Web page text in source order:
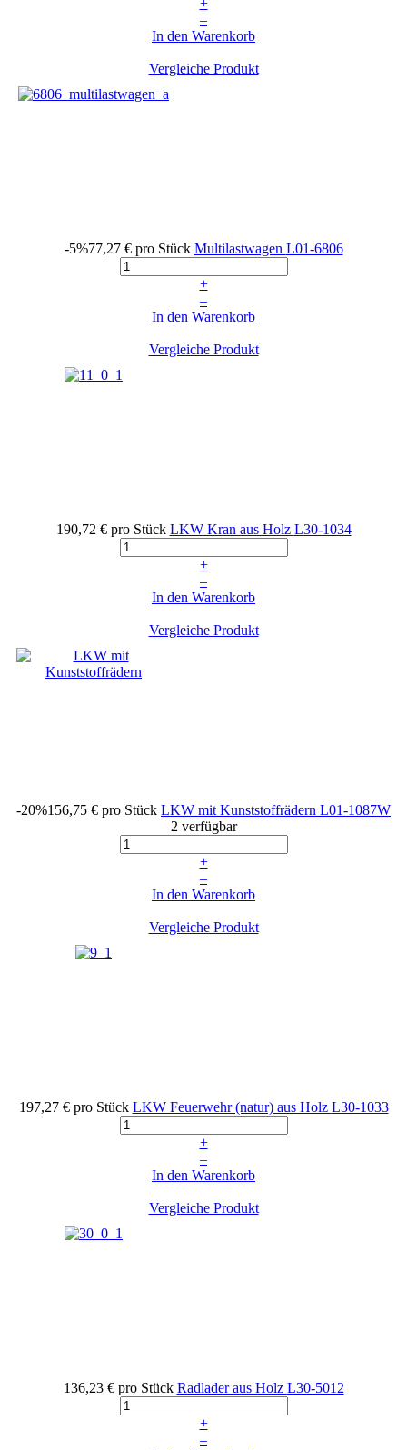
–
In den Warenkorb
Vergleiche Produkt
-5%77,27 € pro Stück Multilastwagen L01-6806
+
–
In den Warenkorb
Vergleiche Produkt
190,72 € pro Stück LKW Kran aus Holz L30-1034
+
–
In den Warenkorb
Vergleiche Produkt
-20%156,75 € pro Stück LKW mit Kunststoffrädern L01-1087W
2 verfügbar
+
–
In den Warenkorb
Vergleiche Produkt
197,27 € pro Stück LKW Feuerwehr (natur) aus Holz L30-1033
+
–
In den Warenkorb
Vergleiche Produkt
136,23 € pro Stück Radlader aus Holz L30-5012
+
–